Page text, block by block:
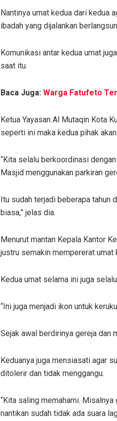
Nantinya umat kedua dari kedua
ibadah yang dijalankan
Komunikasi antar kedua umat
saat itu.
Baca Juga: Warga Fatufeto
Ketua Yayasan Al Mutaqin Kota
seperti ini maka kedua pihak
“Kita selalu berkoordinasi
Masjid menggunakan parkiran
Itu sudah terjadi beberapa tahun
biasa,” jelas dia.
Menurut mantan Kepala Kantor
justru semakin mempererat umat
Kedua umat selama ini juga
“Ini juga menjadi ikon untuk
Sejak awal berdirinya gereja dan
Keduanya juga mensiasati agar
ditolerir dan tidak menggangu.
“Kita saling memahami.
nantikan sudah tidak ada suara